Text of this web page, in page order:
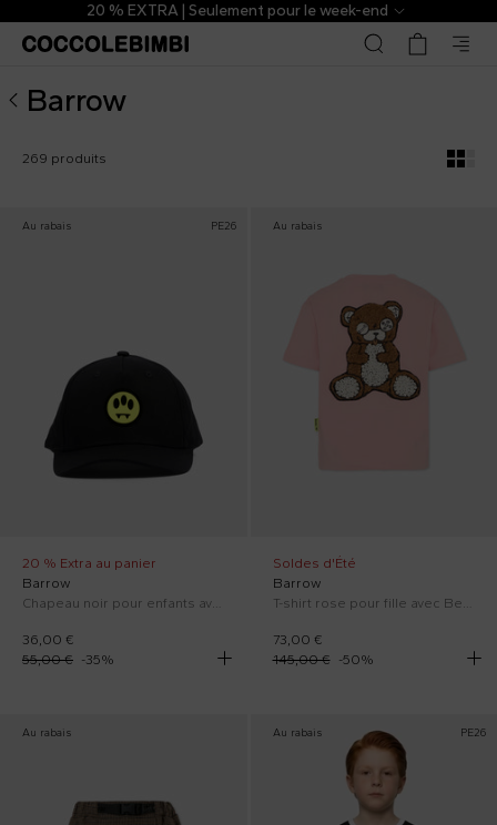
20 % EXTRA | Seulement pour le week-end
Barrow
269 produits
Au rabais PE26
20 % Extra au panier
Barrow
36,00 €
55,00 € -35%
Au rabais
Soldes d'Été
Barrow
73,00 €
145,00 €
-50%
Au rabais Au rabais PE26
Barrow ▷ Collection Enfants et Bébés enfants |